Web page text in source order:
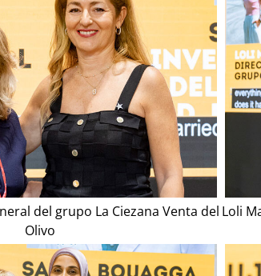
del grupo La Ciezana Venta del
Olivo
Loli